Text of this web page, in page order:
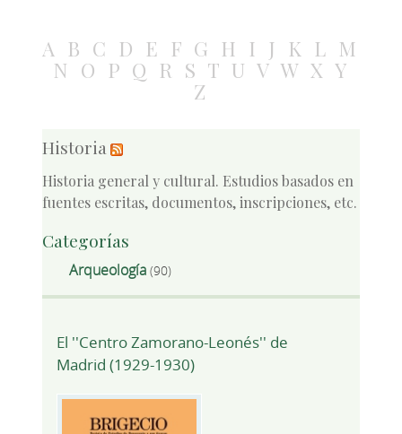
A B C D E F G H I J K L M
N O P Q R S T U V W X Y
Z
Historia
Historia general y cultural. Estudios basados en
fuentes escritas, documentos, inscripciones, etc.
Categorías
Arqueología (90)
El ''Centro Zamorano-Leonés'' de
Madrid (1929-1930)